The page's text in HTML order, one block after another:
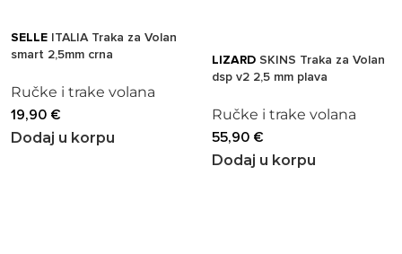
SELLE ITALIA Traka za Volan
smart 2,5mm crna
Ručke i trake volana
19,90 €
Dodaj u korpu
LIZARD SKINS Traka za Volan
dsp v2 2,5 mm plava
Ručke i trake volana
55,90 €
Dodaj u korpu